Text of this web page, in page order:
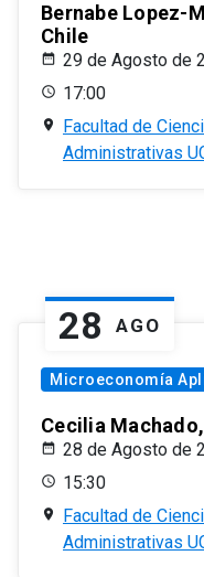
Bernabe Lopez-
Chile
29 de Agosto de
17:00
Facultad de
Administrativas
28 AGO
Microeconomía
Cecilia Machado,
28 de Agosto de
15:30
Facultad de
Administrativas